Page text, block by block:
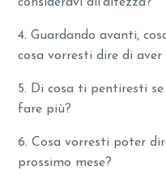
4. Guardando avanti,
cosa vorresti dire di
5. Di cosa ti pentiresti
fare più?
6. Cosa vorresti poter
prossimo mese?